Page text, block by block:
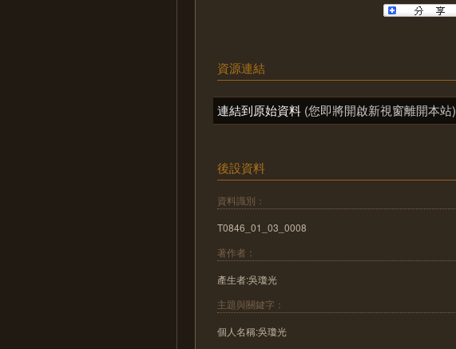
資源連結
連結到原始資料 (您即將開啟新視窗離開本站)
後設資料
資料識別：
T0846_01_03_0008
著作者：
產生者:吳瓊光
主題與關鍵字：
個人名稱:吳瓊光